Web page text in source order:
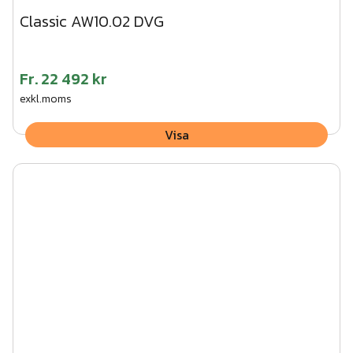
Classic AW10.02 DVG
Fr.22 492 kr
exkl.moms
Visa